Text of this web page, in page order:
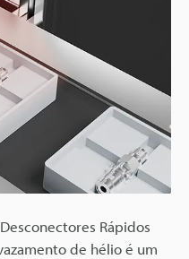
Rápidos
de hélio é um